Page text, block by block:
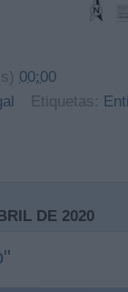
00:00
Etiquetas:
DE 2020